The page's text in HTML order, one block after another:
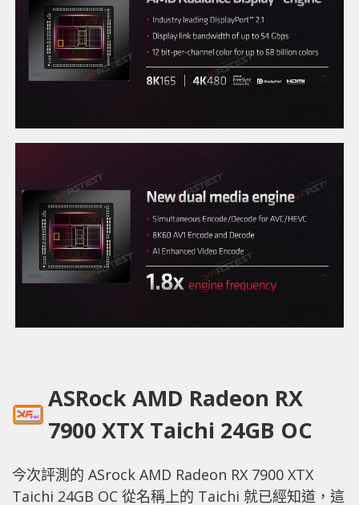
ASRock AMD Radeon RX
7900 XTX Taichi 24GB OC
今次評測的 ASrock AMD Radeon RX 7900 XTX
Taichi 24GB OC 從名稱上的 Taichi 就已經知道，這